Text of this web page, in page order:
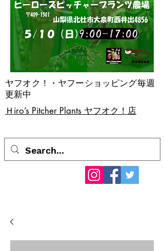
​Ｈiro’s Pitcher Plants ヤフオク！店
ヤフオク！・ヤフーショッピング毎週
更新中